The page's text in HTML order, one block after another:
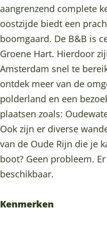
s
h
o
e
v
e
i
t
s
h
o
e
v
e
r
i
t
s
h
o
e
v
e
s
h
o
e
v
e
u
r
i
t
s
h
o
e
v
e
aangrenzend complete
oostzijde biedt een
boomgaard. De B&B is
Groene Hart. Hierdoor
Amsterdam snel te
ontdek meer van de
polderland en een
plaatsen zoals:
Ook zijn er diverse
van de Oude Rijn die je
boot? Geen probleem.
beschikbaar.
Kenmerken